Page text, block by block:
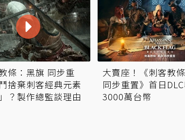
條：黑旗 同步重
捨棄刺客經典元素
？製作總監談理由
大賣座！《刺客教
同步重置》首日
3000萬台幣